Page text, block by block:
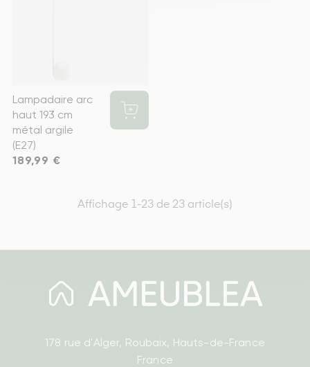
Lampadaire arc
haut 193 cm
métal argile
(E27)
Prix
189,99 €
Affichage 1-23 de 23 article(s)
178 rue d'Alger, Roubaix, Hauts-de-France
France